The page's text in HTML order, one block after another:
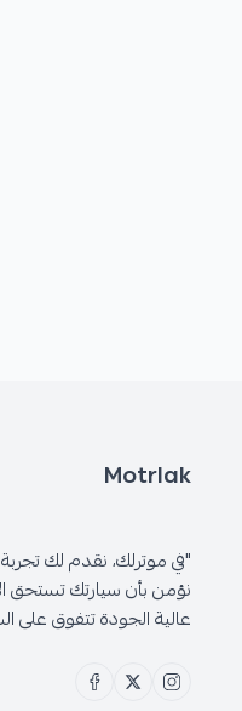
Motrlak
"في موترلك، نقدم لك
نؤمن بأن سيارتك تستحق
عالية الجودة تتفوق على